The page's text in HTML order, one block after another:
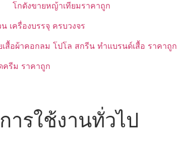
โกดังขายหญ้าเทียมราคาถูก
เครื่องบรรจุ ครบวงจร
สื้อผ้าคอกลม โปโล สกรีน ทำแบรนด์เสื้อ ราคาถูก
ครีม ราคาถูก
รใช้งานทั่วไป